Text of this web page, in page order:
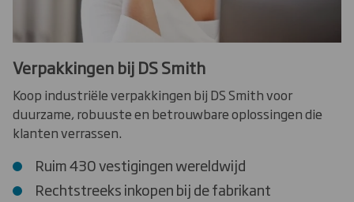
Verpakkingen bij DS Smith
Koop industriële verpakkingen bij DS Smith voor
duurzame, robuuste en betrouwbare oplossingen die
klanten verrassen.
Ruim 430 vestigingen wereldwijd
Rechtstreeks inkopen bij de fabrikant